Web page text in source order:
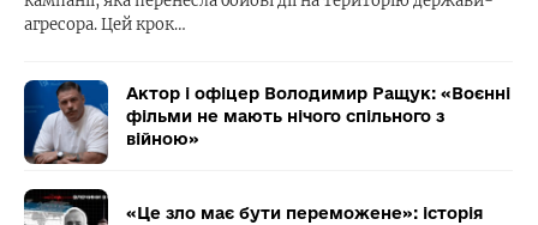
агресора. Цей крок…
Актор і офіцер Володимир Ращук: «Воєнні
фільми не мають нічого спільного з
війною»
«Це зло має бути переможене»: історія